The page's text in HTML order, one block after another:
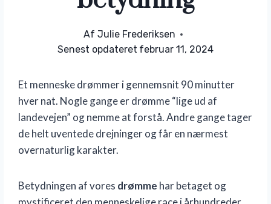
Af Julie Frederiksen
Senest opdateret februar 11, 2024
Et menneske drømmer i gennemsnit 90 minutter
hver nat. Nogle gange er drømme “lige ud af
landevejen” og nemme at forstå. Andre gange tager
de helt uventede drejninger og får en nærmest
overnaturlig karakter.
Betydningen af vores drømme har betaget og